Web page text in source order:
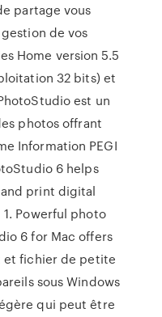
partage vous
de vos
Home version 5.5
32 bits) et
est un
photos offrant
Information PEGI
6 helps
print digital
Powerful photo
6 for Mac offers
fichier de petite
sous Windows
qui peut être